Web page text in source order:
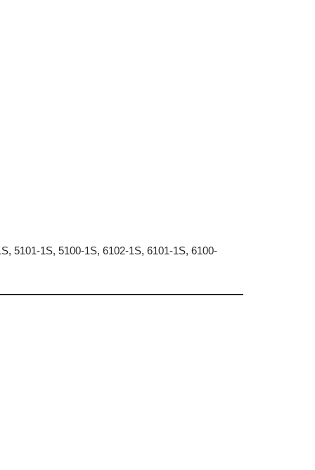
5101-1S, 5100-1S, 6102-1S, 6101-1S, 6100-